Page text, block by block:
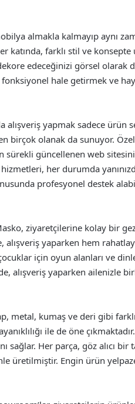
almakla kalmayıp aynı
katında, farklı stil ve
dekore edeceğinizi görsel
hale getirmek ve
alışveriş yapmak sadece ürün
birçok olanak da sunuyor.
sürekli güncellenen web
her durumda
profesyonel destek
ziyaretçilerine kolay bir
alışveriş yaparken hem
için oyun alanları ve
alışveriş yaparken ailenizle
metal, kumaş ve deri gibi
ile de öne
sağlar. Her parça, göz alıcı bir
üretilmiştir. Engin ürün